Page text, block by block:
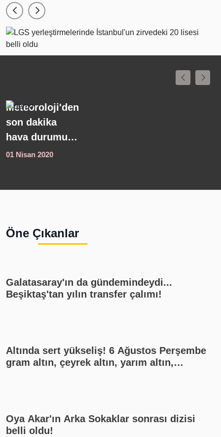
Meteoroloji'den
son dakika
hava durumu
açıklaması!
01 Nisan 2020
Öne Çıkanlar
Galatasaray'ın da gündemindeydi...
Beşiktaş'tan yılın transfer çalımı!
Altında sert yükseliş! 6 Ağustos Perşembe
gram altın, çeyrek altın, yarım altın,
Oya Akar'ın Arka Sokaklar sonrası dizisi
belli oldu!